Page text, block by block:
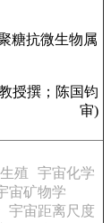
糖抗微生物属
授撰；陈国钧
审)
殖
宇宙化学
宙矿物学
宇宙距离尺度